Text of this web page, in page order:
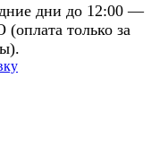
дни до 12:00 —
только за